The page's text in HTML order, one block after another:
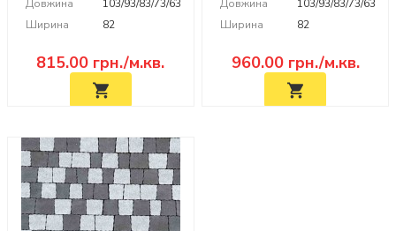
Довжина
103/93/83/73/63
Ширина
82
815.00 грн./м.кв.
Довжина
103/93/83/73/63
Ширина
82
960.00грн./м.кв.